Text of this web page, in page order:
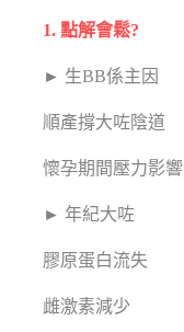
1. 點解會鬆?
► 生BB係主因
順產撐大咗陰道
懷孕期間壓力影響
► 年紀大咗
膠原蛋白流失
雌激素減少